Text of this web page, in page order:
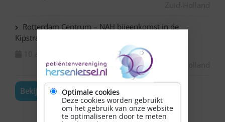
Rotterdam Centrum – NAH bijeenkomst in de
Kipstraat
Bekijk de volledige agenda
Optimale cookies
Deze cookies worden gebruikt
om het gebruik van onze website
te optimaliseren door te meten